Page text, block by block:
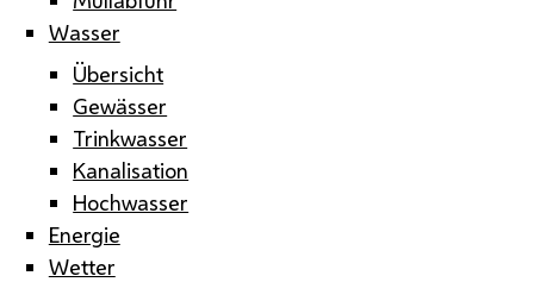
Wasser
Übersicht
Gewässer
Trinkwasser
Kanalisation
Hochwasser
Energie
Wetter